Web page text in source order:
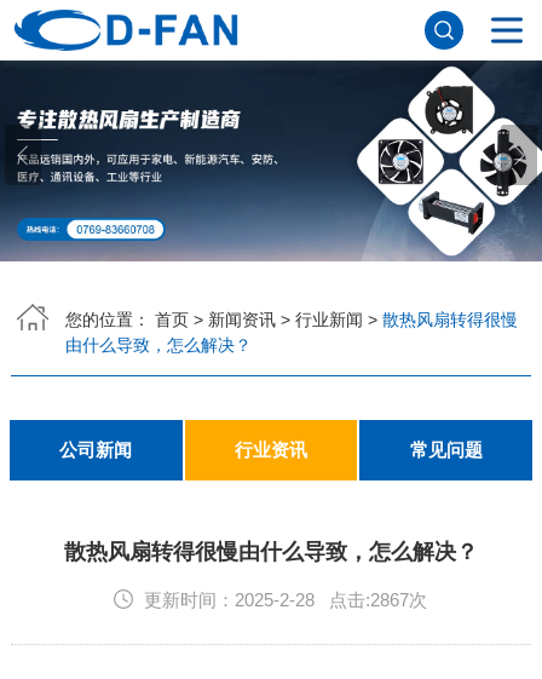
网站首页
关于香蕉APP下载安装污免费
公司简介
董事长寄语
发展历程
公司优势
企业文化
荣誉资质
企业风采
仪器设备
视频中心
产品中心
应用案例
工程案例
解决方案
公司新闻
行业资讯
常见问题
联系香蕉APP下载安装污免费
联系方式
客户留言
人才招聘
English
您的位置： 首页> 新闻资讯> 行业新闻 > 散热风扇转得很慢
由什么导致，怎么解决？
公司新闻 行业资讯 常见问题
散热风扇转得很慢由什么导致，怎么解决？
更新时间：2025-2-28 点击:2867次